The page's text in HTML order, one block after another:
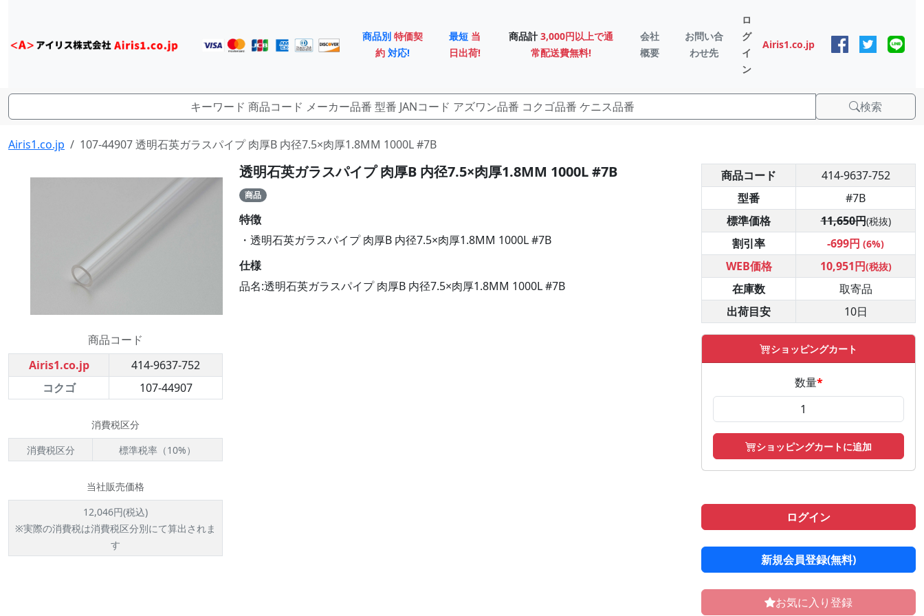
商品別 特価契
約 対応!
最短 当
日出荷!
商品計 3,000円以上で通
常配送費無料!
会社
概要
お問い合
わせ先
ロ
グ
イ
ン
Airis1.co.jp
検索
Airis1.co.jp 107-44907 透明石英ガラスパイプ 肉厚B 内径7.5×肉厚1.8MM 1000L #7B
商品コード
Airis1.co.jp
414-9637-752
コクゴ
107-44907
消費税区分
消費税区分
標準税率（10%）
当社販売価格
12,046円(税込)
※実際の消費税は消費税区分別にて算出されま
す
透明石英ガラスパイプ 肉厚B 内径7.5×肉厚1.8MM 1000L #7B
商品
特徴
・透明石英ガラスパイプ 肉厚B 内径7.5×肉厚1.8MM 1000L #7B
仕様
品名:透明石英ガラスパイプ 肉厚B 内径7.5×肉厚1.8MM 1000L #7B
商品コード
414-9637-752
型番
#7B
標準価格
11,650円(税抜)
割引率 -699円 (6%)
WEB価格 10,951円(税抜)
在庫数
取寄品
出荷目安
10日
ショッピングカート
数量*
ショッピングカートに追加
ログイン
新規会員登録(無料)
お気に入り登録